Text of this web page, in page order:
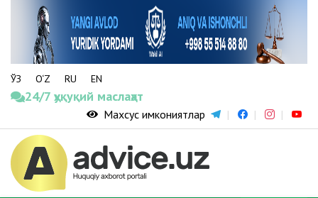
ЎЗ O‘Z RU EN
24/7 ҳуқуқий маслаҳат
Махсус имкониятлар